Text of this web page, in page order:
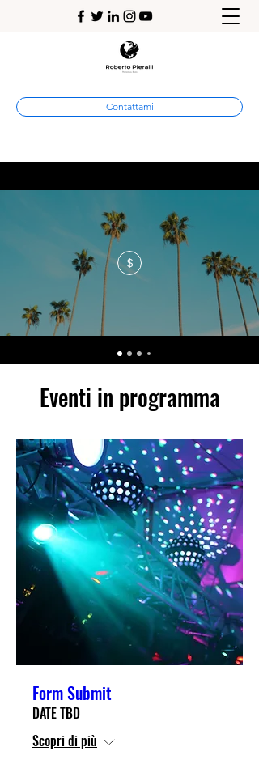
Contattami
$
Eventi in programma
Form Submit
DATE TBD
Scopri di più